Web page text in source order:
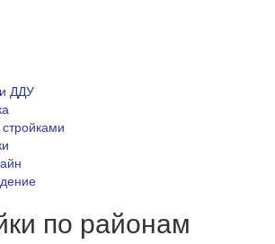
ДДУ
по районам